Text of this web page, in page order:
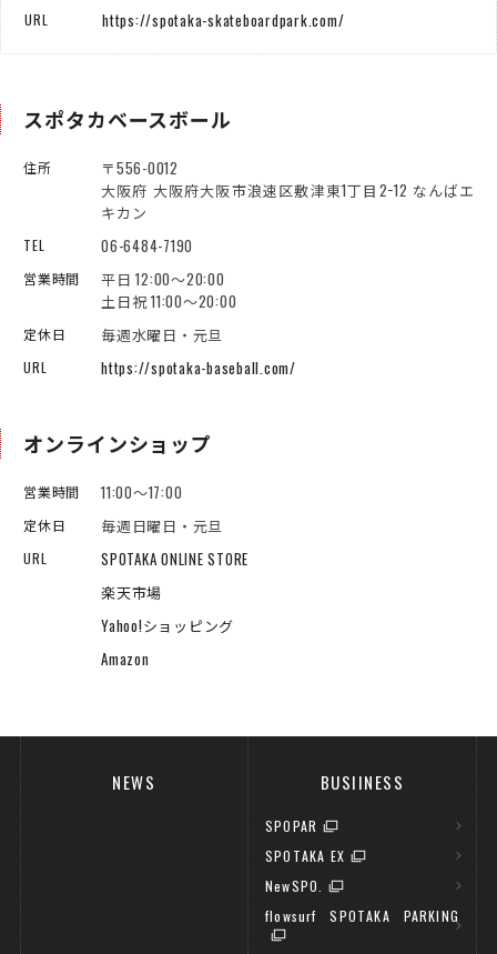
URL https://spotaka-skateboardpark.com/
スポタカベースボール
住所
〒556-0012
大阪府 大阪府大阪市浪速区敷津東1丁目2−12 なんばエ
キカン
TEL 06-6484-7190
営業時間
平日 12:00～20:00
土日祝 11:00～20:00
定休日 毎週水曜日・元旦
URL https://spotaka-baseball.com/
オンラインショップ
営業時間 11:00～17:00
定休日 毎週日曜日・元旦
URL
SPOTAKA ONLINE STORE
楽天市場
Yahoo!ショッピング
Amazon
NEWS BUSIINESS
SPOPAR
SPOTAKA EX
NewSPO.
flowsurf SPOTAKA PARKING